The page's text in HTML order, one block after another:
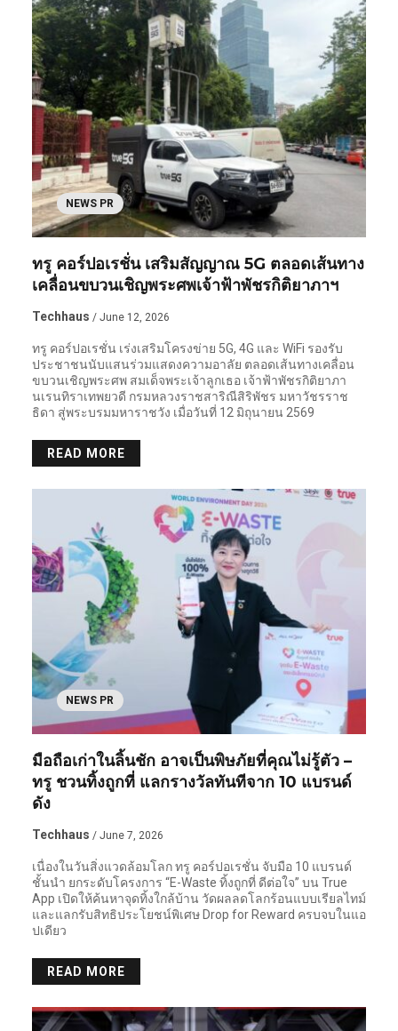
NEWS PR
ทรู คอร์ปอเรชั่น เสริมสัญญาณ 5G ตลอดเส้นทาง
เคลื่อนขบวนเชิญพระศพเจ้าฟ้าพัชรกิติยาภาฯ
Techhaus / June 12, 2026
ทรู คอร์ปอเรชั่น เร่งเสริมโครงข่าย 5G, 4G และ WiFi รองรับ
ประชาชนนับแสนร่วมแสดงความอาลัย ตลอดเส้นทางเคลื่อน
ขบวนเชิญพระศพ สมเด็จพระเจ้าลูกเธอ เจ้าฟ้าพัชรกิติยาภา
นเรนทิราเทพยวดี กรมหลวงราชสาริณีสิริพัชร มหาวัชรราช
ธิดา สู่พระบรมมหาราชวัง เมื่อวันที่ 12 มิถุนายน 2569
READ MORE
NEWS PR
มือถือเก่าในลิ้นชัก อาจเป็นพิษภัยที่คุณไม่รู้ตัว –
ทรู ชวนทิ้งถูกที่ แลกรางวัลทันทีจาก 10 แบรนด์
ดัง
Techhaus / June 7, 2026
เนื่องในวันสิ่งแวดล้อมโลก ทรู คอร์ปอเรชั่น จับมือ 10 แบรนด์
ชั้นนำ ยกระดับโครงการ “E-Waste ทิ้งถูกที่ ดีต่อใจ” บน True
App เปิดให้ค้นหาจุดทิ้งใกล้บ้าน วัดผลลดโลกร้อนแบบเรียลไทม์
และแลกรับสิทธิประโยชน์พิเศษ Drop for Reward ครบจบในแอ
ปเดียว
READ MORE